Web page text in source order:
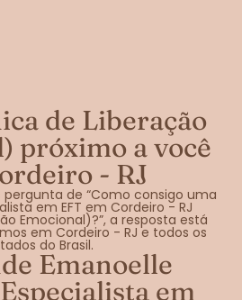
de Liberação
próximo a você
- RJ
de “Como consigo uma
em EFT em Cordeiro - RJ
Emocional)?”, a resposta está
em Cordeiro - RJ e todos os
do Brasil.
Emanoelle
em